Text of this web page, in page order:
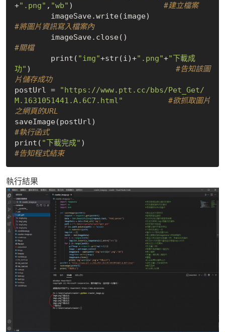
+".png" , "wb" ) #建立檔案
#將圖片資訊寫入檔案內
#關檔
        print(
"img"+str(i)+".png"+"下載成
功" ) #告知該圖
片儲存成功
postUrl =
"https://www.ptt.cc/bbs/Pet_Get/
M.1631051441.A.6C7.html"
#欲抓取圖片
之網頁的URL
#執行函式
print( "下載完成"
#告知程式結束
執行結果